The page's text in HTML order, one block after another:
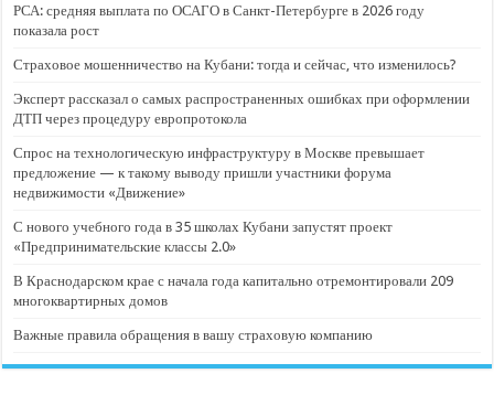
РСА: средняя выплата по ОСАГО в Санкт-Петербурге в 2026 году
показала рост
Страховое мошенничество на Кубани: тогда и сейчас, что изменилось?
Эксперт рассказал о самых распространенных ошибках при оформлении
ДТП через процедуру европротокола
Спрос на технологическую инфраструктуру в Москве превышает
предложение — к такому выводу пришли участники форума
недвижимости «Движение»
С нового учебного года в 35 школах Кубани запустят проект
«Предпринимательские классы 2.0»
В Краснодарском крае с начала года капитально отремонтировали 209
многоквартирных домов
Важные правила обращения в вашу страховую компанию